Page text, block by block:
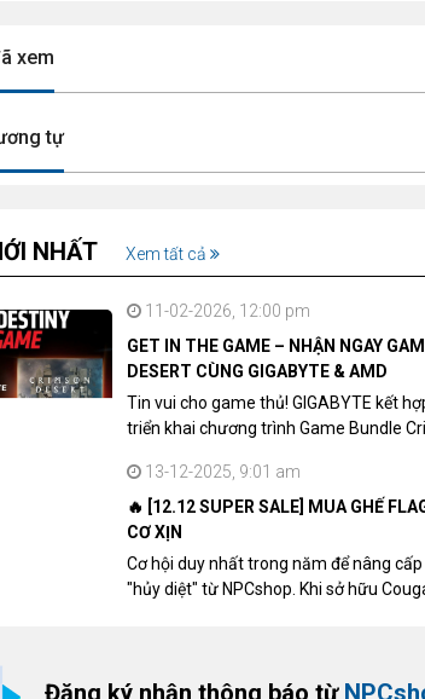
120 ARGB hoàn toàn mới với các cánh quạt Air Balance
làm mát êm ái hơn.
xem
tự
NHẤT Xem tất cả
11-02-2026, 12:00 pm
GET IN THE GAME – NHẬN NGAY
DESERT CÙNG GIGABYTE & AMD
Tin vui cho game thủ! GIGABYTE kết
triển khai chương trình Game Bundle
13-12-2025, 9:01 am
🔥 [12.12 SUPER SALE] MUA GHẾ
CƠ XỊN
Cơ hội duy nhất trong năm để nâng
"hủy diệt" từ NPCshop. Khi sở hữu
Đăng ký nhận thông báo từ